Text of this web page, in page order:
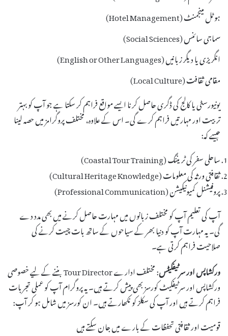
ہوٹل مینجمنٹ (Hotel Management)
سماجی سائنس (Social Sciences)
انگریزی یا دیگر زبانیں (English or Other Languages)
مقامی ثقافت (Local Culture)
یونیورسٹی یا کالج کی ڈگری حاصل کرنا ایسے مواقع فراہم کر سکتا ہے جو آپ کو بہتر
تربیت اور مہارتیں فراہم کرے گی۔ اس کے علاوہ، مختلف پروگرامز میں حصہ لینا
جیسے کہ:
ساحلی سفر کی ٹریننگ (Coastal Tour Training)
ثقافتی ورثہ کی معلومات (Cultural Heritage Knowledge)
پروفیشنل کمیونیکیشن (Professional Communication)
آپ کی تعلیم آپ کو مختلف زبانوں میں مہارت حاصل کرنے میں بھی مدد دے
گی۔ یہ مہارت آپ کو دنیا بھر کے سیاحوں کے ساتھ بات چیت کرنے کی
صلاحیت فراہم کرتی ہے۔
ورکشاپس اور سرٹیفکیٹس
: مختلف ادارے Tour Director بننے کے لیے خصوصی
ورکشاپس اور سرٹیفکیٹ کورسز بھی پیش کرتے ہیں۔ یہ پروگرام آپ کو عملی تجربات
فراہم کرتے ہیں اور آپ کی سکلز کو نکھارتے ہیں۔ ان کورسز میں شامل ہو کر آپ:
قومیت اور ثقافتی تحفظات کے بارے میں جان سکتے ہیں